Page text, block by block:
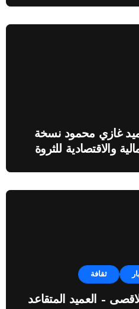
غازي محمود نسخة
والاقتصادية للثروة
ثقافة
– العميد المتقاعد